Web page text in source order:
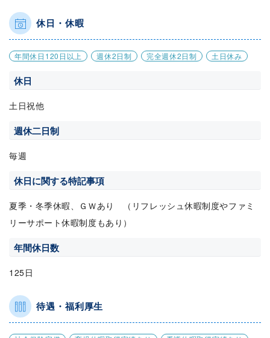
休日・休暇
年間休日120日以上 週休2日制 完全週休2日制 土日休み
休日
土日祝他
週休二日制
毎週
休日に関する特記事項
夏季・冬季休暇、ＧＷあり （リフレッシュ休暇制度やファミ
リーサポート休暇制度もあり）
年間休日数
125日
待遇・福利厚生